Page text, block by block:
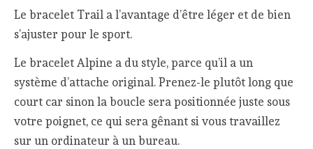
Le bracelet Trail a l’avantage d’être léger et de bien
s’ajuster pour le sport.
Le bracelet Alpine a du style, parce qu’il a un
système d’attache original. Prenez-le plutôt long que
court car sinon la boucle sera positionnée juste sous
votre poignet, ce qui sera gênant si vous travaillez
sur un ordinateur à un bureau.